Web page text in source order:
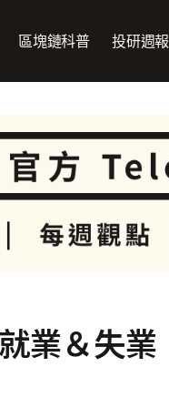
區塊鏈科普 投研週報
業＆失業